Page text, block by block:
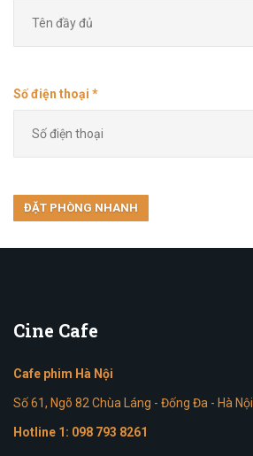
Số điện thoại *
Cine Cafe
Cafe phim Hà Nội
Số 61, Ngõ 82 Chùa Láng - Đống Đa - Hà Nội
Hotline 1: 098 793 8261